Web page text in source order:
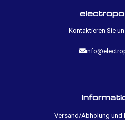
Kontaktieren Sie
Versand/Abholung und